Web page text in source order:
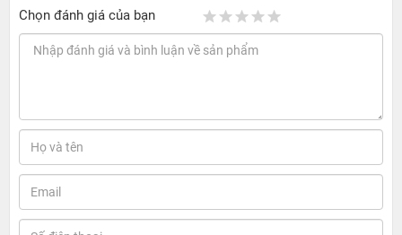
Tai nghe chụp tai QCY H3 Lite - Pin lâu,
chống ồn tiện dụng mỗi ngày
1. Giới thiệu tai nghe chụp tai QCY H3 Lite
Tai nghe chụp tai QCY H3 Lite là mẫu tai nghe không dây
nổi bật nhờ thiết kế hiện đại, cảm giác đeo thoải mái và
Chọn đánh giá của bạn